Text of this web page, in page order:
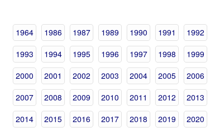
1964 1986 1987 1989 1990 1991
1992
1993
1994 1995 1996 1997 1998
1999
2000
2001 2002 2003 2004 2005
2006
2007
2008 2009 2010 2011 2012
2013
2014
2015 2016 2017 2018 2019
2020